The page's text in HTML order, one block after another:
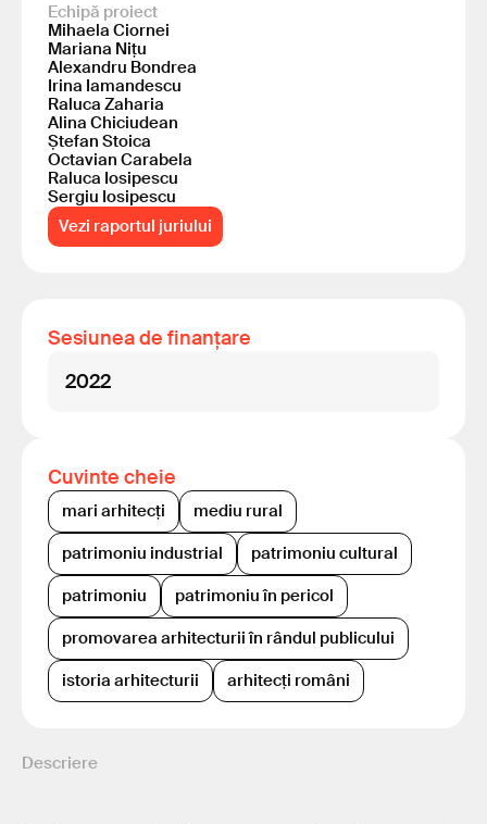
Echipă proiect
Mihaela Ciornei
Mariana Nițu
Alexandru Bondrea
Irina Iamandescu
Raluca Zaharia
Alina Chiciudean
Ștefan Stoica
Octavian Carabela
Raluca Iosipescu
Sergiu Iosipescu
Vezi raportul juriului
Sesiunea de finanțare
2022
Cuvinte cheie
mari arhitecți
mediu rural
patrimoniu industrial
patrimoniu cultural
patrimoniu
patrimoniu în pericol
promovarea arhitecturii în rândul publicului
istoria arhitecturii
arhitecți români
Descriere